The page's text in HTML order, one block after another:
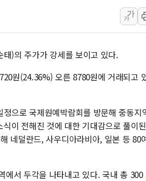
진] 이슬람 수니파 3개국, 공동방위협정 체결
증시 개장 전 특징주...아틀라시안·클라우드
부, 미 DPAA와 MOU… "6·25 미군 실종자
프 "금리 내려야"…파월 때와 달리 워시엔 톤 낮춰
남 태양광, 대한민국 다음 100년 밑거름…수
대통령, '6시간 마라톤 부동산 2차 회의' 주재… "
프, 中 겨냥 폴리실리콘 관세 15% 부과…美 태양
] 빈살만과 에르도안의 만남
와이어 "이란 최고지도자 위독…곧 사망해도 놀
가
가
)의 주가가 강세를 보이고 있다.
원(24.36%) 오른 8780원에 거래되고
으로 국제원예박람회를 방문해 중동지
이 전해진 것에 대한 기대감으로 풀이된
네덜란드, 사우디아라비아, 일본 등 80
에서 두각을 나타내고 있다. 국내 총 300